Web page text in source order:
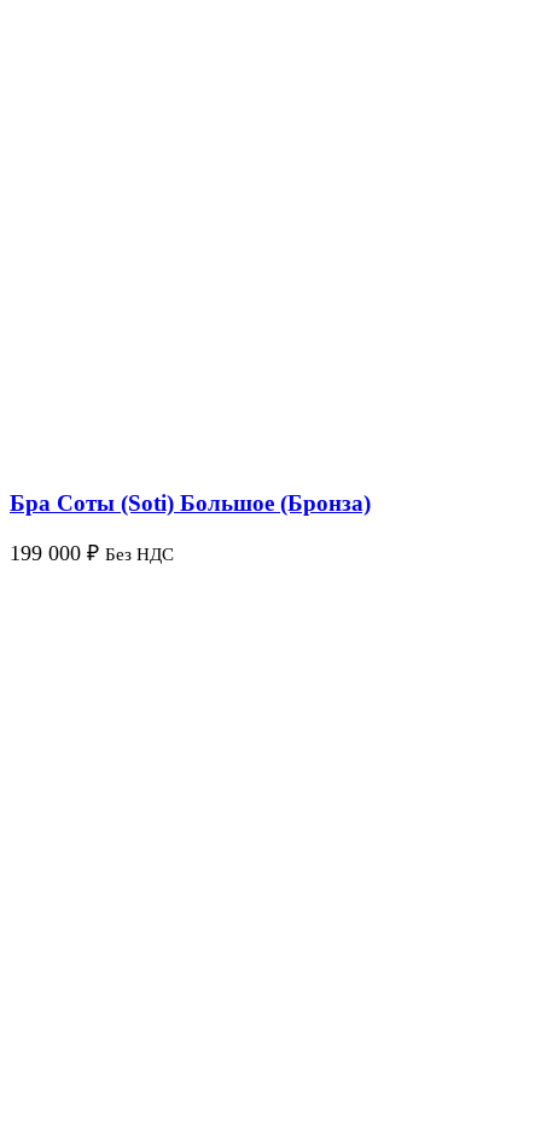
Бра Соты (Soti) Большое (Бронза)
199 000 ₽ Без НДС